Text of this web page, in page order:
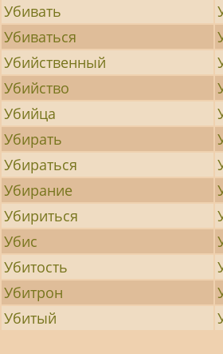
Убивать
Убиваться
Убийственный
Убийство
Убийца
Убирать
Убираться
Убирание
Убириться
Убис
Убитость
Убитрон
Убитый